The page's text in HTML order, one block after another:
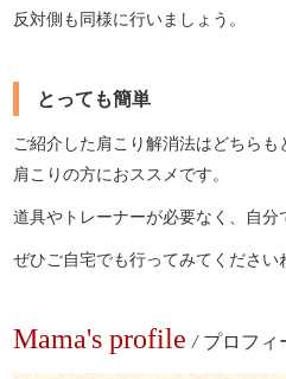
反対側も同様に行いましょう。
とっても簡単
ご紹介した肩こり解消法はどちらも
肩こりの方におススメです。
道具やトレーナーが必要なく、自分
ぜひご自宅でも行ってみてください
Mama's profile / プロフィ